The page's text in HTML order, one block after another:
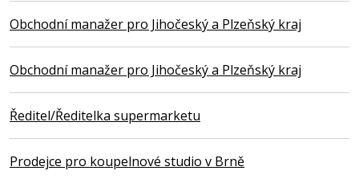
Obchodní manažer pro Jihočeský a Plzeňský kraj
Obchodní manažer pro Jihočeský a Plzeňský kraj
Ředitel/Ředitelka supermarketu
Prodejce pro koupelnové studio v Brně